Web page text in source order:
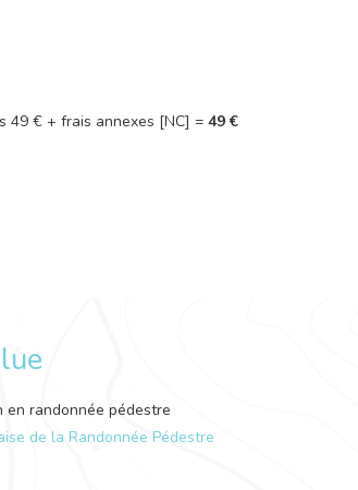
49 € + frais annexes [NC] = 49 €
randonnée pédestre
de la Randonnée Pédestre